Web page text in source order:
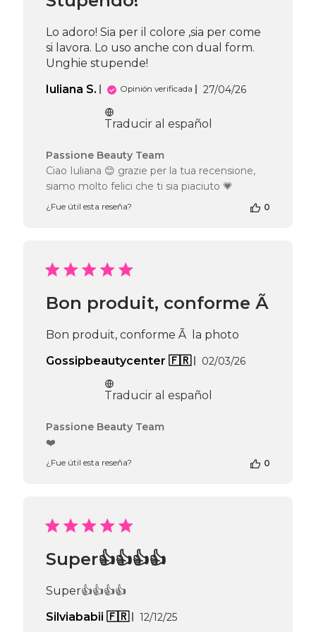
el
Fri
Jun
Lo adoro! Sia per il colore ,sia per come
si lavora. Lo uso anche con dual form.
Unghie stupende!
Iuliana S.
Opinión verificada
Fecha
27/04/26
Traducir al español
Comentarios
del
propietario
de
Beauty
Team
Thu
May
07
Passione Beauty Team
Ciao Iuliana 😊 grazie per la tua recensione,
siamo molto felici che ti sia piaciuto 💗
¿Fue útil esta reseña? 0
Bon produit, conforme Ã
Bon produit, conforme Ã la photo
Gossipbeautycenter 🇫🇷
Fecha
02/03/26
Traducir al español
Comentarios
Passione
Thu
Apr
Passione Beauty Team
❤️
¿Fue útil esta reseña? 0
Super👍👍👍👍
Super👍👍👍👍
Silviababii 🇫🇷
Fecha
12/12/25